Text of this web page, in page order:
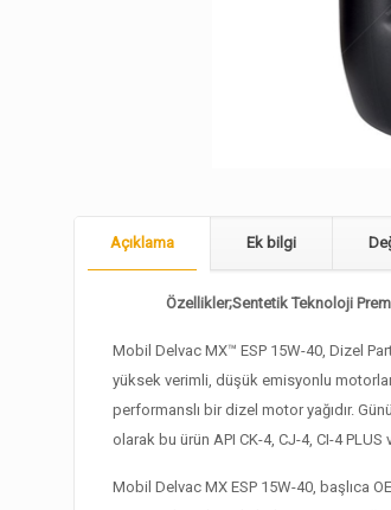
Açıklama Ek bilgi
Özellikler;Sentetik Teknoloji
Mobil Delvac MX™ ESP 15W-40, Dizel
yüksek verimli, düşük emisyonlu
performanslı bir dizel motor yağıdır.
olarak bu ürün API CK-4, CJ-4, CI-4
Mobil Delvac MX ESP 15W-40, başlıca